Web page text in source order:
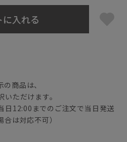
に入れる
の商品は、
ただけます。
日12:00までのご注文で当日発送
は対応不可）